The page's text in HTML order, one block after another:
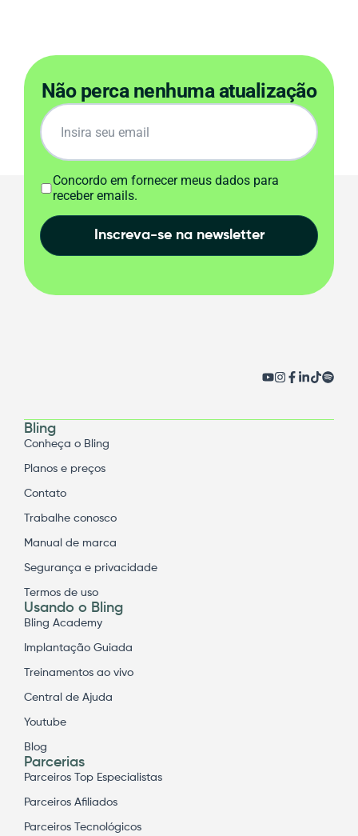
Não perca nenhuma atualização
Concordo em fornecer meus dados para
receber emails.
Inscreva-se na newsletter
Bling
Conheça o Bling
Planos e preços
Contato
Trabalhe conosco
Manual de marca
Segurança e privacidade
Termos de uso
Usando o Bling
Bling Academy
Implantação Guiada
Treinamentos ao vivo
Central de Ajuda
Youtube
Blog
Parcerias
Parceiros Top Especialistas
Parceiros Afiliados
Parceiros Tecnológicos